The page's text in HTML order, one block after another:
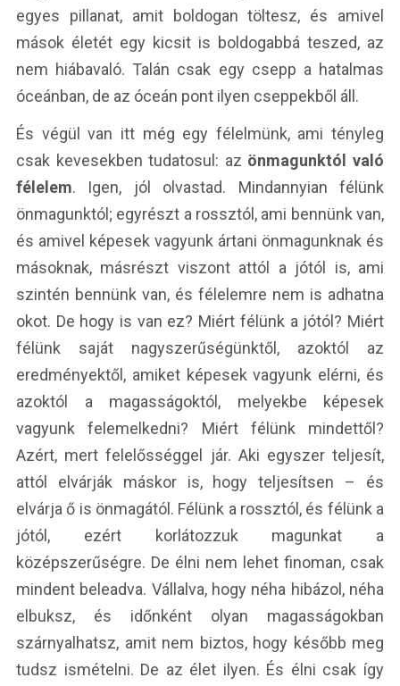
egyes pillanat, amit boldogan töltesz, és amivel
mások életét egy kicsit is boldogabbá teszed, az
nem hiábavaló. Talán csak egy csepp a hatalmas
óceánban, de az óceán pont ilyen cseppekből áll.
És végül van itt még egy félelmünk, ami tényleg
csak kevesekben tudatosul: az önmagunktól való
félelem. Igen, jól olvastad. Mindannyian félünk
önmagunktól; egyrészt a rossztól, ami bennünk van,
és amivel képesek vagyunk ártani önmagunknak és
másoknak, másrészt viszont attól a jótól is, ami
szintén bennünk van, és félelemre nem is adhatna
okot. De hogy is van ez? Miért félünk a jótól? Miért
félünk saját nagyszerűségünktől, azoktól az
eredményektől, amiket képesek vagyunk elérni, és
azoktól a magasságoktól, melyekbe képesek
vagyunk felemelkedni? Miért félünk mindettől?
Azért, mert felelősséggel jár. Aki egyszer teljesít,
attól elvárják máskor is, hogy teljesítsen – és
elvárja ő is önmagától. Félünk a rossztól, és félünk a
jótól, ezért korlátozzuk magunkat a
középszerűségre. De élni nem lehet finoman, csak
mindent beleadva. Vállalva, hogy néha hibázol, néha
elbuksz, és időnként olyan magasságokban
szárnyalhatsz, amit nem biztos, hogy később meg
tudsz ismételni. De az élet ilyen. És élni csak így